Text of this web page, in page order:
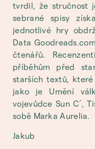
tvrdil, že stručnost
sebrané spisy
jednotlivé hry
Data
čtenářů.
příběhům před
starších textů,
jako je Umění
vojevůdce Sun C´,
sobě Marka Aurelia.
Jakub